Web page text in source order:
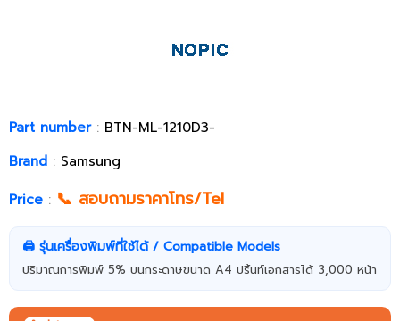
Part number: BTN-ML-1210D3-
Brand : Samsung
Price : 📞 สอบถามราคาโทร/Tel
🖨️ รุ่นเครื่องพิมพ์ที่ใช้ได้ / Compatible Models
ปริมาณการพิมพ์ 5% บนกระดาษขนาด A4 ปริ้นท์เอกสารได้ 3,000 หน้า